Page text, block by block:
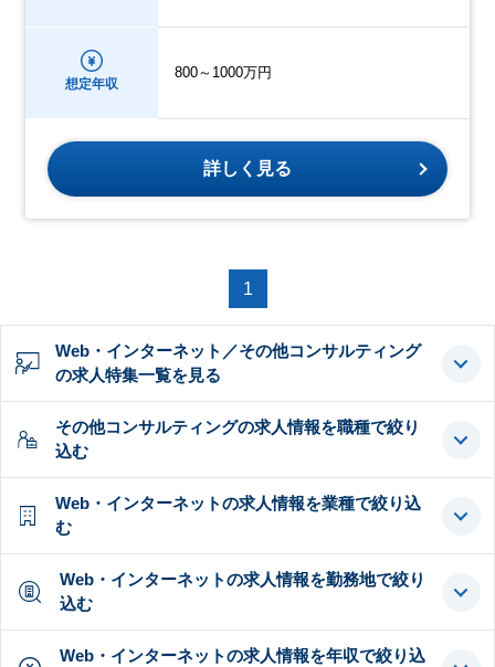
想定年収
800～1000万円
詳しく見る
1
Web・インターネット／その他コンサルティング
の求人特集一覧を見る
その他コンサルティングの求人情報を職種で絞り
込む
Web・インターネットの求人情報を業種で絞り込
む
Web・インターネットの求人情報を勤務地で絞り
込む
Web・インターネットの求人情報を年収で絞り込